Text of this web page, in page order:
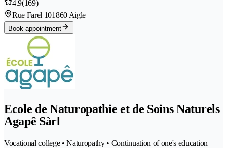
4.9(169)
Rue Farel 101860 Aigle
Book appointment
Ecole de Naturopathie et de Soins Naturels
Agapê Sàrl
Vocational college • Naturopathy • Continuation of one's education